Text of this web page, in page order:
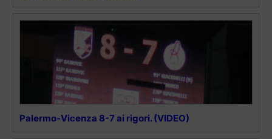
Palermo-Vicenza 8-7 ai rigori. (VIDEO)